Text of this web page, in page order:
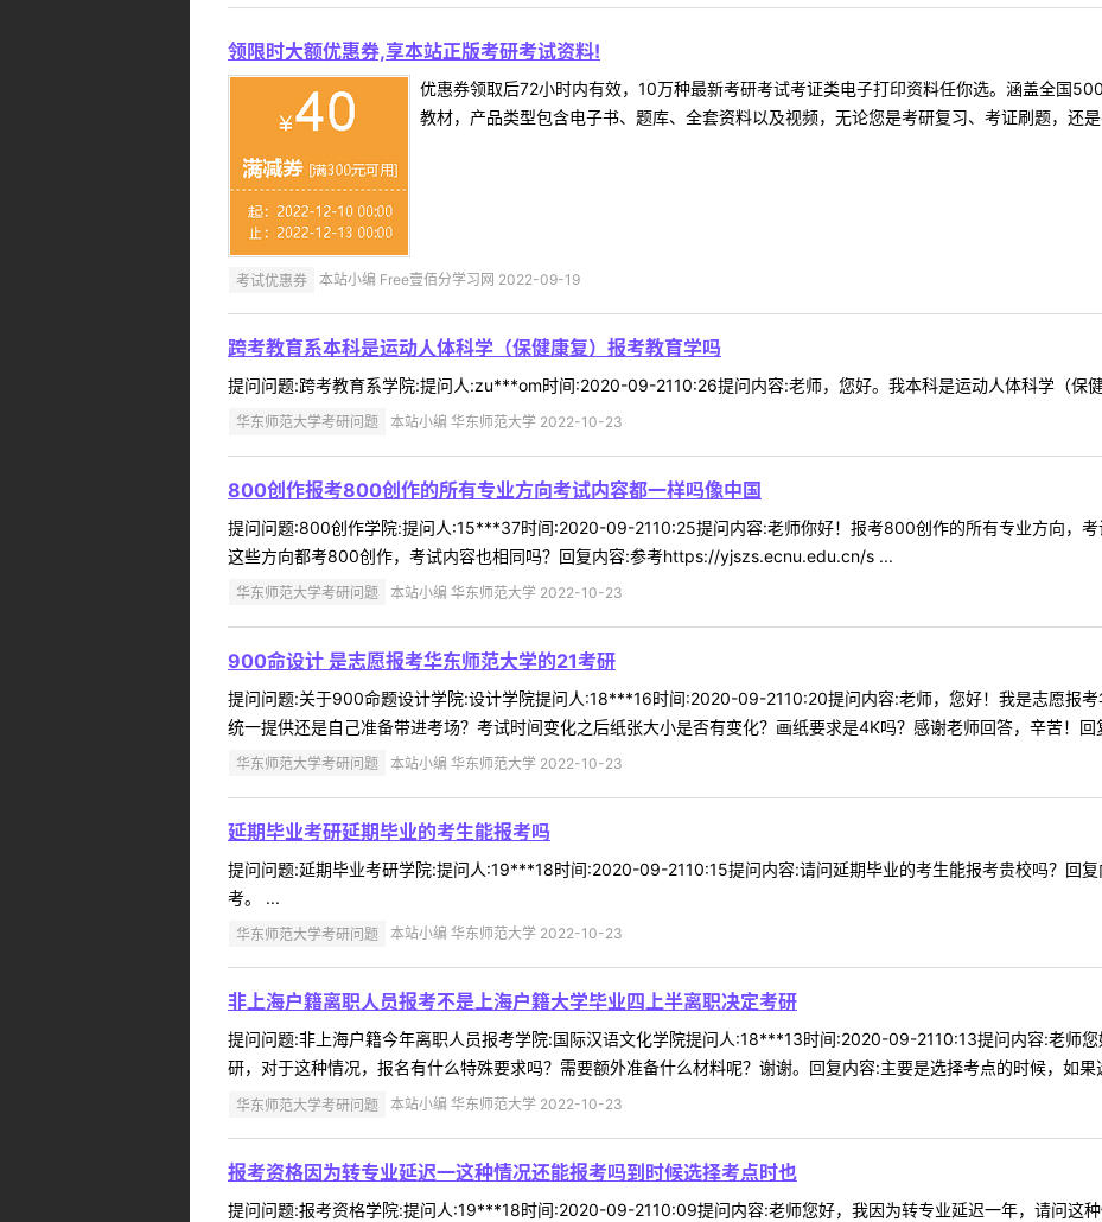
领限时大额优惠券,享本站正版考研考试资料!
优惠券领取后72小时内有效，10万种最新考研考试考证类电子打印资料任你选。涵盖全国
教材，产品类型包含电子书、题库、全套资料以及视频，无论您是考研复习、考证刷题，还
考试优惠券 本站小编 Free壹佰分学习网 2022-09-19
跨考教育系本科是运动人体科学（保健康复）报考教育学吗
提问问题:跨考教育系学院:提问人:zu***om时间:2020-09-2110:26提问内容:老师，您好。我本科是运动人体科学（保
华东师范大学考研问题 本站小编 华东师范大学 2022-10-23
800创作报考800创作的所有专业方向考试内容都一样吗像中国
提问问题:800创作学院:提问人:15***37时间:2020-09-2110:25提问内容:老师你好！报考800创作的所有专业方向，考
这些方向都考800创作，考试内容也相同吗？回复内容:参考https://yjszs.ecnu.edu.cn/s ...
华东师范大学考研问题 本站小编 华东师范大学 2022-10-23
900命设计 是志愿报考华东师范大学的21考研
提问问题:关于900命题设计学院:设计学院提问人:18***16时间:2020-09-2110:20提问内容:老师，您好！我是志愿报
统一提供还是自己准备带进考场？考试时间变化之后纸张大小是否有变化？画纸要求是4K吗？感谢老师回答，辛苦！回
华东师范大学考研问题 本站小编 华东师范大学 2022-10-23
延期毕业考研延期毕业的考生能报考吗
提问问题:延期毕业考研学院:提问人:19***18时间:2020-09-2110:15提问内容:请问延期毕业的考生能报考贵校吗？回
考。 ...
华东师范大学考研问题 本站小编 华东师范大学 2022-10-23
非上海户籍离职人员报考不是上海户籍大学毕业四上半离职决定考研
提问问题:非上海户籍今年离职人员报考学院:国际汉语文化学院提问人:18***13时间:2020-09-2110:13提问内容:老师
研，对于这种情况，报名有什么特殊要求吗？需要额外准备什么材料呢？谢谢。回复内容:主要是选择考点的时候，如果
华东师范大学考研问题 本站小编 华东师范大学 2022-10-23
报考资格因为转专业延迟一这种情况还能报考吗到时候选择考点时也
提问问题:报考资格学院:提问人:19***18时间:2020-09-2110:09提问内容:老师您好，我因为转专业延迟一年，请问这